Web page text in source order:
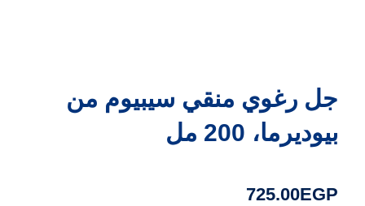
جل رغوي منقي سيبيوم من
بيوديرما، 200 مل
725.00EGP